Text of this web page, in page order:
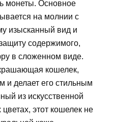
монеты. Основное
на молнии с
изысканный вид и
содержимого,
в сложенном виде.
кошелек,
и делает его стильным
из искусственной
этот кошелек не